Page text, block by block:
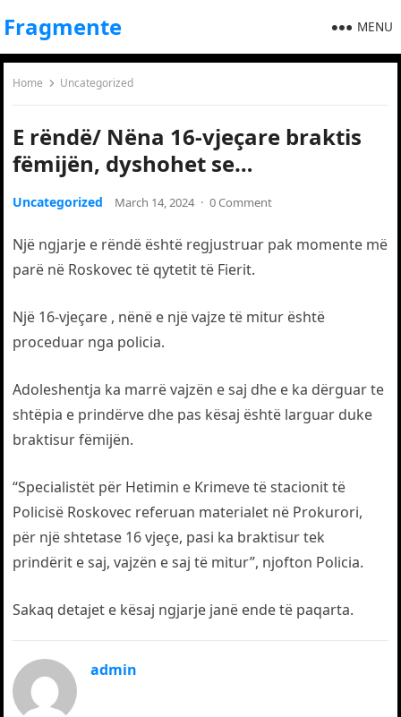
Fragmente MENU
Home Uncategorized
E rëndë/ Nëna 16-vjeçare braktis
fëmijën, dyshohet se…
Uncategorized March 14, 2024 · 0 Comment
Një ngjarje e rëndë është regjustruar pak momente më
parë në Roskovec të qytetit të Fierit.
Një 16-vjeçare , nënë e një vajze të mitur është
proceduar nga policia.
Adoleshentja ka marrë vajzën e saj dhe e ka dërguar te
shtëpia e prindërve dhe pas kësaj është larguar duke
braktisur fëmijën.
“Specialistët për Hetimin e Krimeve të stacionit të
Policisë Roskovec referuan materialet në Prokurori,
për një shtetase 16 vjeçe, pasi ka braktisur tek
prindërit e saj, vajzën e saj të mitur”, njofton Policia.
Sakaq detajet e kësaj ngjarje janë ende të paqarta.
admin